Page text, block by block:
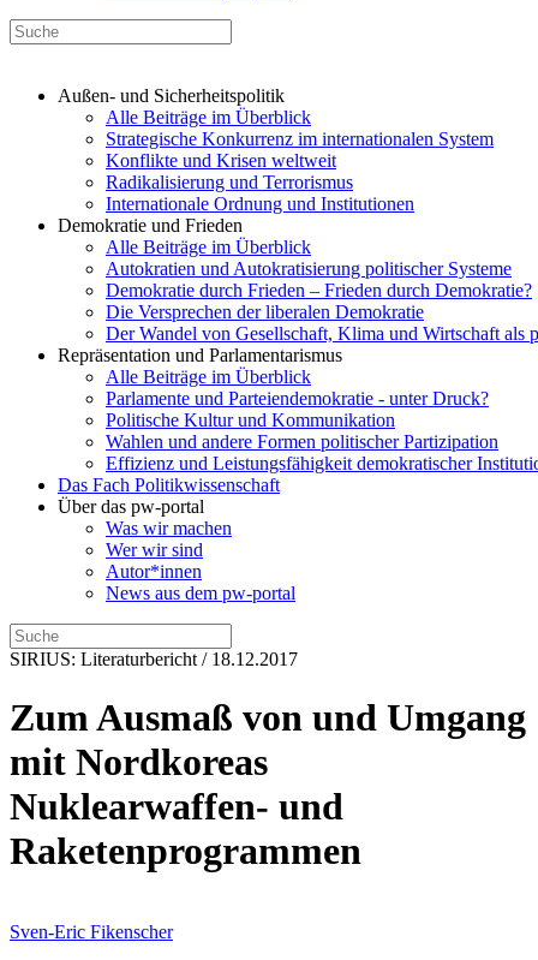
Außen- und Sicherheitspolitik
Alle Beiträge im Überblick
Strategische Konkurrenz im internationalen System
Konflikte und Krisen weltweit
Radikalisierung und Terrorismus
Internationale Ordnung und Institutionen
Demokratie und Frieden
Alle Beiträge im Überblick
Autokratien und Autokratisierung politischer Systeme
Demokratie durch Frieden – Frieden durch Demokratie?
Die Versprechen der liberalen Demokratie
Der Wandel von Gesellschaft, Klima und Wirtschaft als
Repräsentation und Parlamentarismus
Alle Beiträge im Überblick
Parlamente und Parteiendemokratie - unter Druck?
Politische Kultur und Kommunikation
Wahlen und andere Formen politischer Partizipation
Effizienz und Leistungsfähigkeit demokratischer
Das Fach Politikwissenschaft
Über das pw-portal
Was wir machen
Wer wir sind
Autor*innen
News aus dem pw-portal
SIRIUS: Literaturbericht / 18.12.2017
Zum Ausmaß von und Umgang
mit Nordkoreas
Nuklearwaffen- und
Raketenprogrammen
Sven-Eric Fikenscher